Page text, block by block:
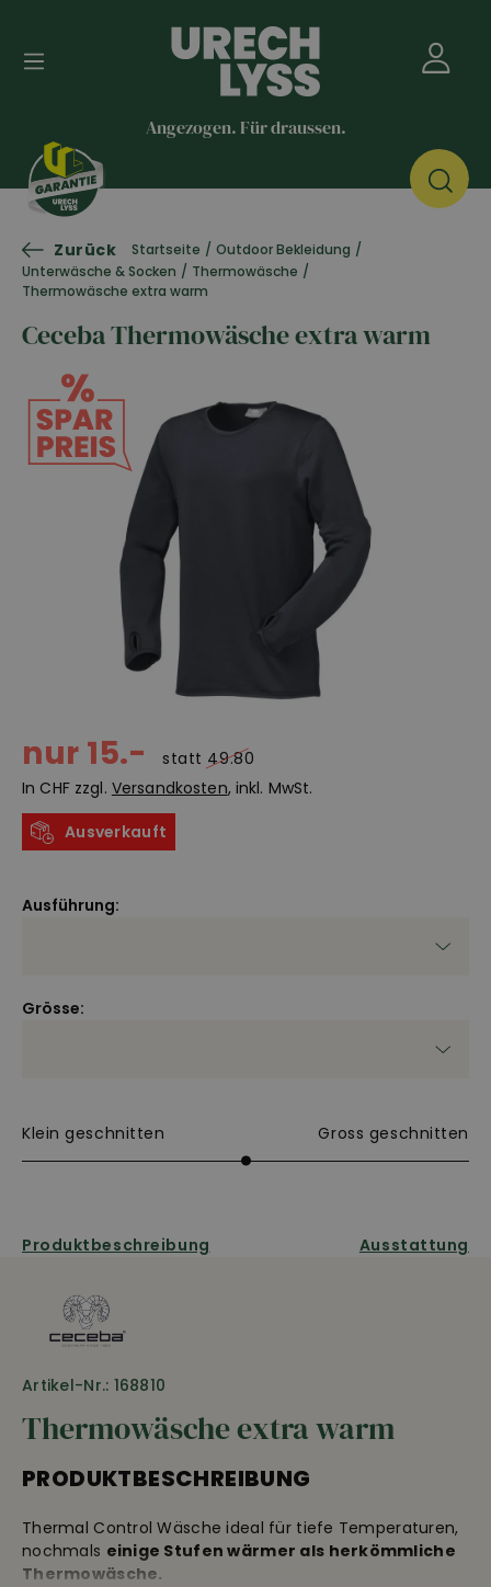
Angezogen. Für draussen.
Zurück Startseite / Outdoor Bekleidung /
Unterwäsche & Socken / Thermowäsche /
Thermowäsche extra warm
Ceceba Thermowäsche extra warm
nur 15.- statt 49.80
In CHF zzgl. Versandkosten, inkl. MwSt.
Ausverkauft
Ausführung:
Grösse:
Klein geschnitten Gross geschnitten
Produktbeschreibung Ausstattung
Artikel-Nr.: 168810
Thermowäsche extra warm
PRODUKTBESCHREIBUNG
Thermal Control Wäsche ideal für tiefe Temperaturen,
nochmals einige Stufen wärmer als herkömmliche
Thermowäsche.